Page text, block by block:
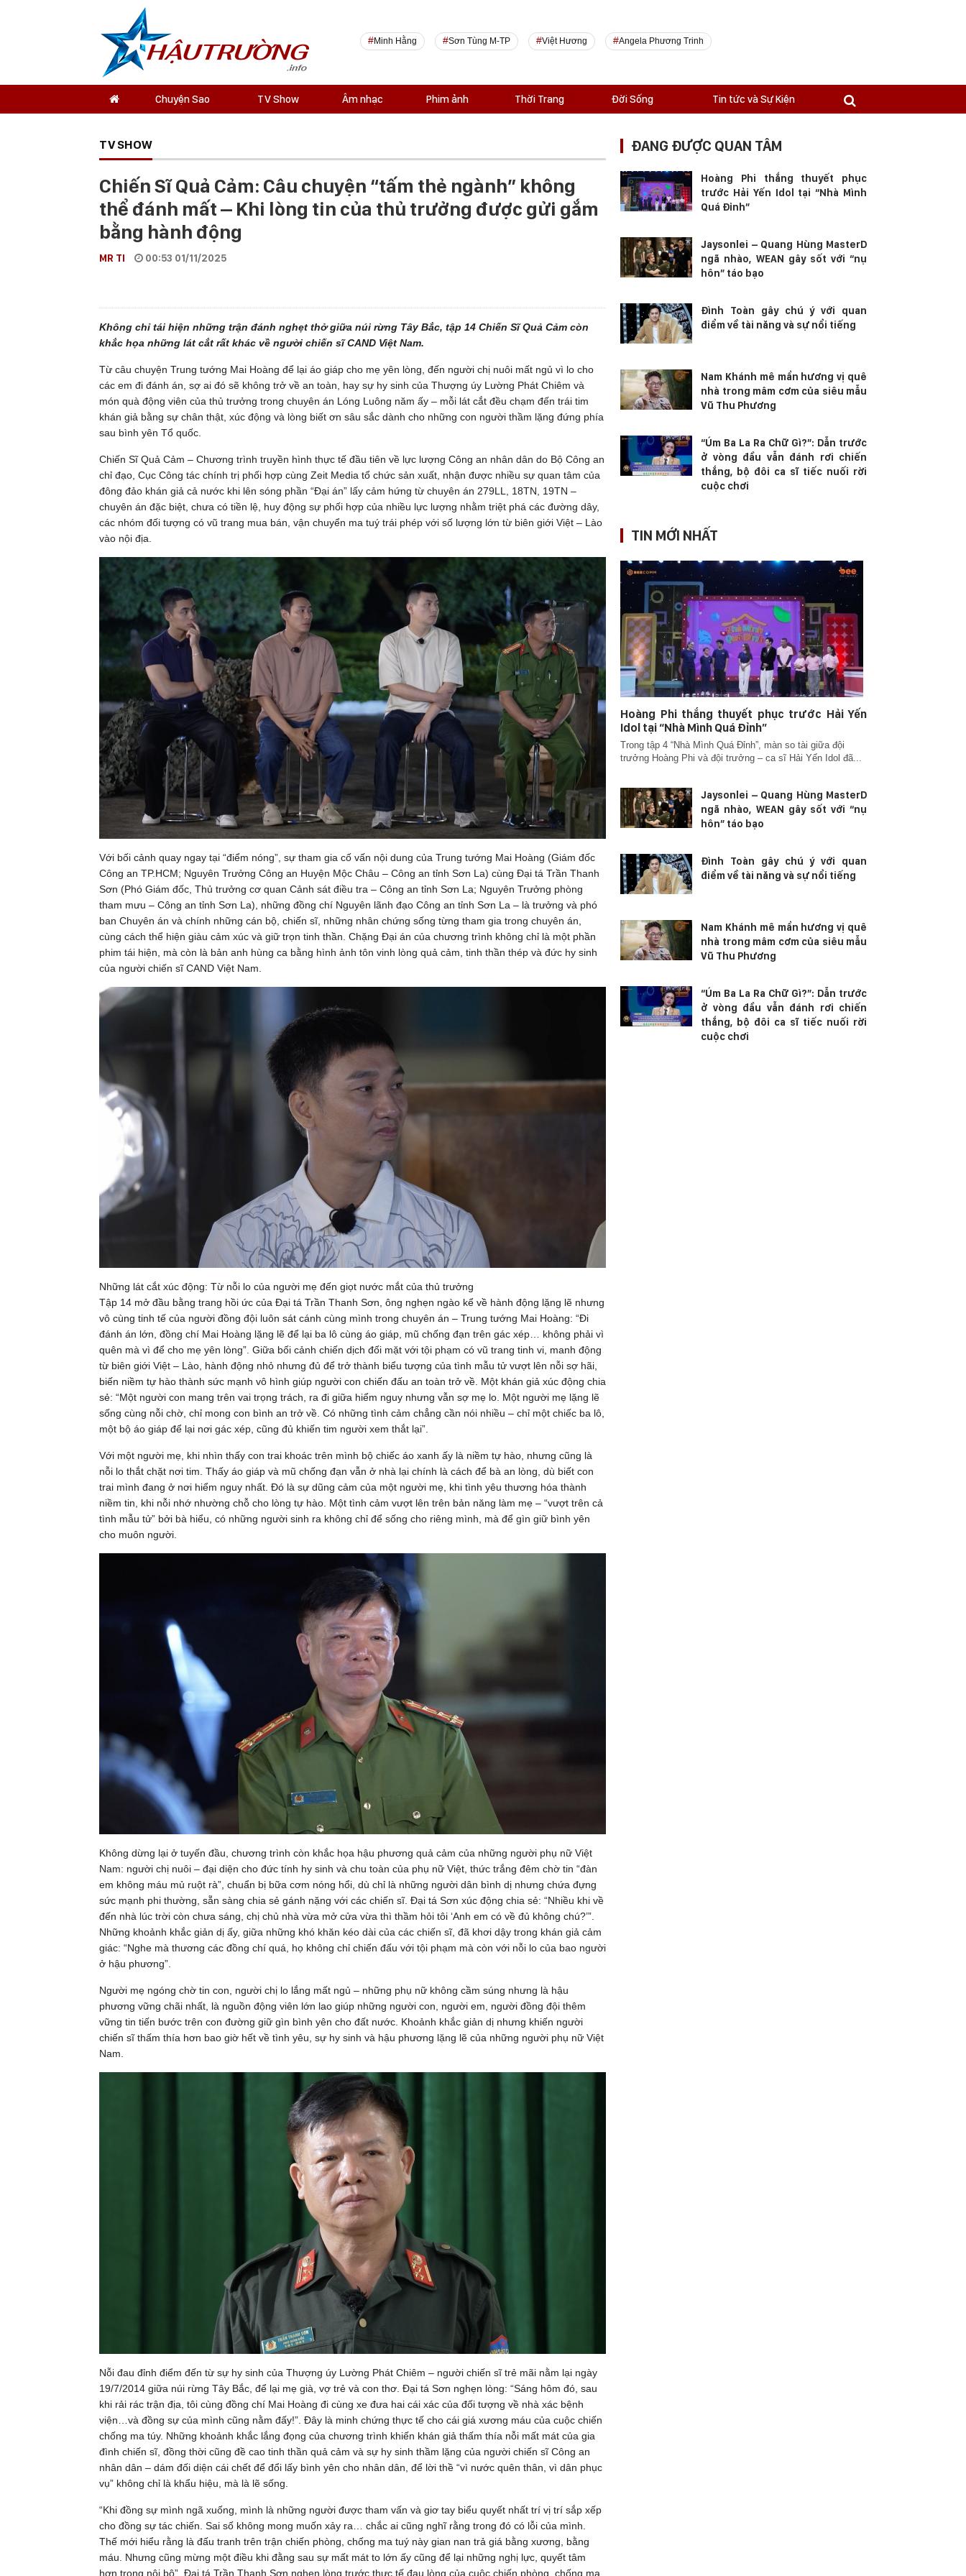
Minh Hằng Sơn Tùng M-TP Việt Hương Angela Phương Trinh
Chuyện Sao TV Show Âm nhạc Phim ảnh Thời Trang Đời Sống Tin tức và Sự Kiện
TV SHOW
Chiến Sĩ Quả Cảm: Câu chuyện “tấm thẻ ngành” không
thể đánh mất – Khi lòng tin của thủ trưởng được gửi gắm
bằng hành động
MR TI 00:53 01/11/2025
Không chỉ tái hiện những trận đánh nghẹt thở giữa núi rừng Tây Bắc, tập 14 Chiến Sĩ Quả Cảm còn
khắc họa những lát cắt rất khác về người chiến sĩ CAND Việt Nam.
Từ câu chuyện Trung tướng Mai Hoàng để lại áo giáp cho mẹ yên lòng, đến người chị nuôi mất ngủ vì lo cho
các em đi đánh án, sợ ai đó sẽ không trở về an toàn, hay sự hy sinh của Thượng úy Lường Phát Chiêm và
món quà động viên của thủ trưởng trong chuyên án Lóng Luông năm ấy – mỗi lát cắt đều chạm đến trái tim
khán giả bằng sự chân thật, xúc động và lòng biết ơn sâu sắc dành cho những con người thầm lặng đứng phía
sau bình yên Tổ quốc.
Chiến Sĩ Quả Cảm – Chương trình truyền hình thực tế đầu tiên về lực lượng Công an nhân dân do Bộ Công an
chỉ đạo, Cục Công tác chính trị phối hợp cùng Zeit Media tổ chức sản xuất, nhận được nhiều sự quan tâm của
đông đảo khán giả cả nước khi lên sóng phần “Đại án” lấy cảm hứng từ chuyên án 279LL, 18TN, 19TN –
chuyên án đặc biệt, chưa có tiền lệ, huy động sự phối hợp của nhiều lực lượng nhằm triệt phá các đường dây,
các nhóm đối tượng có vũ trang mua bán, vận chuyển ma tuý trái phép với số lượng lớn từ biên giới Việt – Lào
vào nội địa.
Với bối cảnh quay ngay tại “điểm nóng”, sự tham gia cố vấn nội dung của Trung tướng Mai Hoàng (Giám đốc
Công an TP.HCM; Nguyên Trưởng Công an Huyện Mộc Châu – Công an tỉnh Sơn La) cùng Đại tá Trần Thanh
Sơn (Phó Giám đốc, Thủ trưởng cơ quan Cảnh sát điều tra – Công an tỉnh Sơn La; Nguyên Trưởng phòng
tham mưu – Công an tỉnh Sơn La), những đồng chí Nguyên lãnh đạo Công an tỉnh Sơn La – là trưởng và phó
ban Chuyên án và chính những cán bộ, chiến sĩ, những nhân chứng sống từng tham gia trong chuyên án,
cùng cách thể hiện giàu cảm xúc và giữ trọn tinh thần. Chặng Đại án của chương trình không chỉ là một phần
phim tái hiện, mà còn là bản anh hùng ca bằng hình ảnh tôn vinh lòng quả cảm, tinh thần thép và đức hy sinh
của người chiến sĩ CAND Việt Nam.
Những lát cắt xúc động: Từ nỗi lo của người mẹ đến giọt nước mắt của thủ trưởng
Tập 14 mở đầu bằng trang hồi ức của Đại tá Trần Thanh Sơn, ông nghẹn ngào kể về hành động lặng lẽ nhưng
vô cùng tinh tế của người đồng đội luôn sát cánh cùng mình trong chuyên án – Trung tướng Mai Hoàng: “Đi
đánh án lớn, đồng chí Mai Hoàng lặng lẽ để lại ba lô cùng áo giáp, mũ chống đạn trên gác xép… không phải vì
quên mà vì để cho mẹ yên lòng”. Giữa bối cảnh chiến dịch đối mặt với tội phạm có vũ trang tinh vi, manh động
từ biên giới Việt – Lào, hành động nhỏ nhưng đủ để trở thành biểu tượng của tình mẫu tử vượt lên nỗi sợ hãi,
biến niềm tự hào thành sức mạnh vô hình giúp người con chiến đấu an toàn trở về. Một khán giả xúc động chia
sẻ: “Một người con mang trên vai trọng trách, ra đi giữa hiểm nguy nhưng vẫn sợ mẹ lo. Một người mẹ lặng lẽ
sống cùng nỗi chờ, chỉ mong con bình an trở về. Có những tình cảm chẳng cần nói nhiều – chỉ một chiếc ba lô,
một bộ áo giáp để lại nơi gác xép, cũng đủ khiến tim người xem thắt lại”.
Với một người mẹ, khi nhìn thấy con trai khoác trên mình bộ chiếc áo xanh ấy là niềm tự hào, nhưng cũng là
nỗi lo thắt chặt nơi tim. Thấy áo giáp và mũ chống đạn vẫn ở nhà lại chính là cách để bà an lòng, dù biết con
trai mình đang ở nơi hiểm nguy nhất. Đó là sự dũng cảm của một người mẹ, khi tình yêu thương hóa thành
niềm tin, khi nỗi nhớ nhường chỗ cho lòng tự hào. Một tình cảm vượt lên trên bản năng làm mẹ – “vượt trên cả
tình mẫu tử” bởi bà hiểu, có những người sinh ra không chỉ để sống cho riêng mình, mà để gìn giữ bình yên
cho muôn người.
Không dừng lại ở tuyến đầu, chương trình còn khắc họa hậu phương quả cảm của những người phụ nữ Việt
Nam: người chị nuôi – đại diện cho đức tính hy sinh và chu toàn của phụ nữ Việt, thức trắng đêm chờ tin “đàn
em không máu mủ ruột rà”, chuẩn bị bữa cơm nóng hổi, dù chỉ là những người dân bình dị nhưng chứa đựng
sức mạnh phi thường, sẵn sàng chia sẻ gánh nặng với các chiến sĩ. Đại tá Sơn xúc động chia sẻ: “Nhiều khi về
đến nhà lúc trời còn chưa sáng, chị chủ nhà vừa mở cửa vừa thì thầm hỏi tôi ‘Anh em có về đủ không chú?’”.
Những khoảnh khắc giản dị ấy, giữa những khó khăn kéo dài của các chiến sĩ, đã khơi dậy trong khán giả cảm
giác: “Nghe mà thương các đồng chí quá, họ không chỉ chiến đấu với tội phạm mà còn với nỗi lo của bao người
ở hậu phương”.
Người mẹ ngóng chờ tin con, người chị lo lắng mất ngủ – những phụ nữ không cầm súng nhưng là hậu
phương vững chãi nhất, là nguồn động viên lớn lao giúp những người con, người em, người đồng đội thêm
vững tin tiến bước trên con đường giữ gìn bình yên cho đất nước. Khoảnh khắc giản dị nhưng khiến người
chiến sĩ thấm thía hơn bao giờ hết về tình yêu, sự hy sinh và hậu phương lặng lẽ của những người phụ nữ Việt
Nam.
Nỗi đau đỉnh điểm đến từ sự hy sinh của Thượng úy Lường Phát Chiêm – người chiến sĩ trẻ mãi nằm lại ngày
19/7/2014 giữa núi rừng Tây Bắc, để lại mẹ già, vợ trẻ và con thơ. Đại tá Sơn nghẹn lòng: “Sáng hôm đó, sau
khi rải rác trận địa, tôi cùng đồng chí Mai Hoàng đi cùng xe đưa hai cái xác của đối tượng về nhà xác bệnh
viện…và đồng sự của mình cũng nằm đấy!”. Đây là minh chứng thực tế cho cái giá xương máu của cuộc chiến
chống ma túy. Những khoảnh khắc lắng đọng của chương trình khiến khán giả thấm thía nỗi mất mát của gia
đình chiến sĩ, đồng thời cũng đề cao tinh thần quả cảm và sự hy sinh thầm lặng của người chiến sĩ Công an
nhân dân – dám đối diện cái chết để đổi lấy bình yên cho nhân dân, để lời thề “vì nước quên thân, vì dân phục
vụ” không chỉ là khẩu hiệu, mà là lẽ sống.
“Khi đồng sự mình ngã xuống, mình là những người được tham vấn và giơ tay biểu quyết nhất trí vị trí sắp xếp
cho đồng sự tác chiến. Sai số không mong muốn xảy ra… chắc ai cũng nghĩ rằng trong đó có lỗi của mình.
Thế mới hiểu rằng là đấu tranh trên trận chiến phòng, chống ma tuý này gian nan trả giá bằng xương, bằng
máu. Nhưng cũng mừng một điều khi đằng sau sự mất mát to lớn ấy cũng để lại những nghị lực, quyết tâm
hơn trong nội bộ”, Đại tá Trần Thanh Sơn nghẹn lòng trước thực tế đau lòng của cuộc chiến phòng, chống ma
ĐANG ĐƯỢC QUAN TÂM
Hoàng Phi thắng thuyết phục
trước Hải Yến Idol tại “Nhà Mình
Quá Đỉnh”
Jaysonlei – Quang Hùng MasterD
ngã nhào, WEAN gây sốt với “nụ
hôn” táo bạo
Đình Toàn gây chú ý với quan
điểm về tài năng và sự nổi tiếng
Nam Khánh mê mẩn hương vị quê
nhà trong mâm cơm của siêu mẫu
Vũ Thu Phương
“Úm Ba La Ra Chữ Gì?”: Dẫn trước
ở vòng đầu vẫn đánh rơi chiến
thắng, bộ đôi ca sĩ tiếc nuối rời
cuộc chơi
TIN MỚI NHẤT
Hoàng Phi thắng thuyết phục trước Hải Yến
Idol tại “Nhà Mình Quá Đỉnh”
Trong tập 4 “Nhà Mình Quá Đỉnh”, màn so tài giữa đội
trưởng Hoàng Phi và đội trưởng – ca sĩ Hải Yến Idol đã...
Jaysonlei – Quang Hùng MasterD
ngã nhào, WEAN gây sốt với “nụ
hôn” táo bạo
Đình Toàn gây chú ý với quan
điểm về tài năng và sự nổi tiếng
Nam Khánh mê mẩn hương vị quê
nhà trong mâm cơm của siêu mẫu
Vũ Thu Phương
“Úm Ba La Ra Chữ Gì?”: Dẫn trước
ở vòng đầu vẫn đánh rơi chiến
thắng, bộ đôi ca sĩ tiếc nuối rời
cuộc chơi